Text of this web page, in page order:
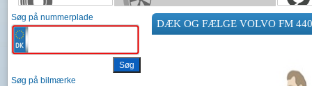
Søg på nummerplade
Søg på bilmærke
DÆK OG FÆLGE VOLVO FM